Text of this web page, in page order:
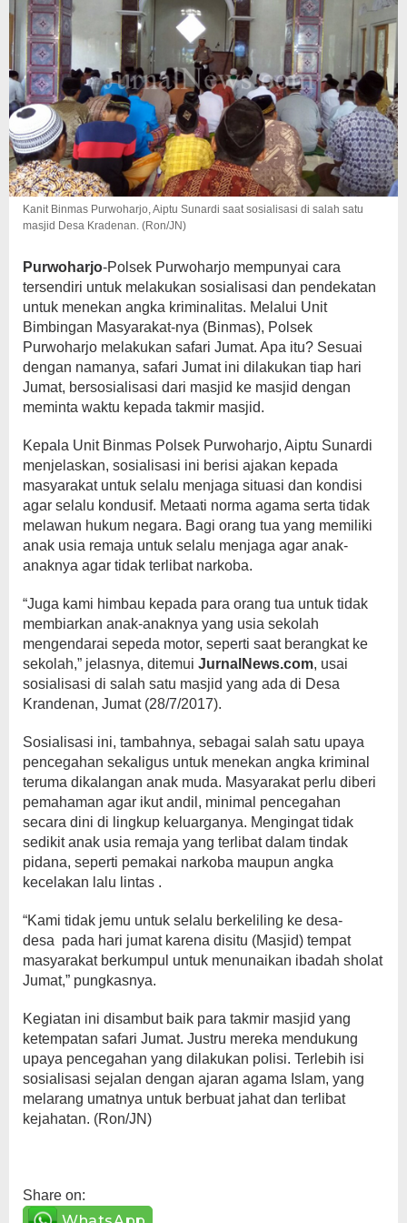
Kanit Binmas Purwoharjo, Aiptu Sunardi saat sosialisasi di salah satu
masjid Desa Kradenan. (Ron/JN)
Purwoharjo-Polsek Purwoharjo mempunyai cara
tersendiri untuk melakukan sosialisasi dan pendekatan
untuk menekan angka kriminalitas. Melalui Unit
Bimbingan Masyarakat-nya (Binmas), Polsek
Purwoharjo melakukan safari Jumat. Apa itu? Sesuai
dengan namanya, safari Jumat ini dilakukan tiap hari
Jumat, bersosialisasi dari masjid ke masjid dengan
meminta waktu kepada takmir masjid.
Kepala Unit Binmas Polsek Purwoharjo, Aiptu Sunardi
menjelaskan, sosialisasi ini berisi ajakan kepada
masyarakat untuk selalu menjaga situasi dan kondisi
agar selalu kondusif. Metaati norma agama serta tidak
melawan hukum negara. Bagi orang tua yang memiliki
anak usia remaja untuk selalu menjaga agar anak-
anaknya agar tidak terlibat narkoba.
“Juga kami himbau kepada para orang tua untuk tidak
membiarkan anak-anaknya yang usia sekolah
mengendarai sepeda motor, seperti saat berangkat ke
sekolah,” jelasnya, ditemui JurnalNews.com, usai
sosialisasi di salah satu masjid yang ada di Desa
Krandenan, Jumat (28/7/2017).
Sosialisasi ini, tambahnya, sebagai salah satu upaya
pencegahan sekaligus untuk menekan angka kriminal
teruma dikalangan anak muda. Masyarakat perlu diberi
pemahaman agar ikut andil, minimal pencegahan
secara dini di lingkup keluarganya. Mengingat tidak
sedikit anak usia remaja yang terlibat dalam tindak
pidana, seperti pemakai narkoba maupun angka
kecelakan lalu lintas .
“Kami tidak jemu untuk selalu berkeliling ke desa-
desa pada hari jumat karena disitu (Masjid) tempat
masyarakat berkumpul untuk menunaikan ibadah sholat
Jumat,” pungkasnya.
Kegiatan ini disambut baik para takmir masjid yang
ketempatan safari Jumat. Justru mereka mendukung
upaya pencegahan yang dilakukan polisi. Terlebih isi
sosialisasi sejalan dengan ajaran agama Islam, yang
melarang umatnya untuk berbuat jahat dan terlibat
kejahatan. (Ron/JN)
Share on: